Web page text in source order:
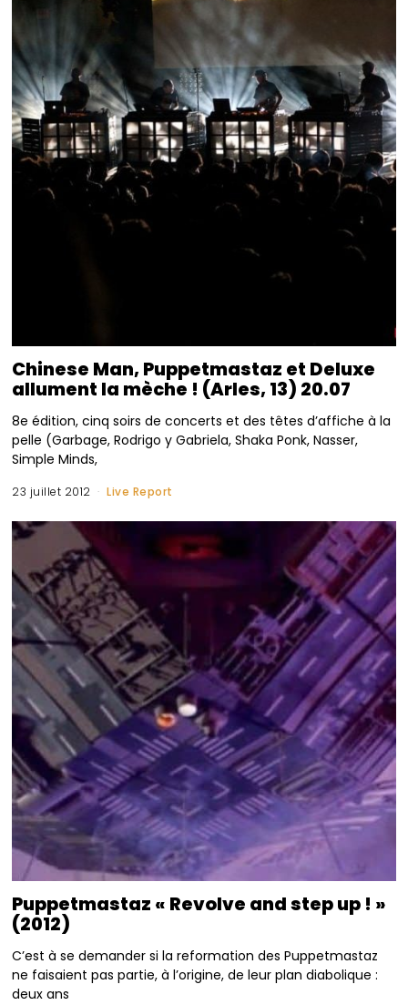
Chinese Man, Puppetmastaz et Deluxe
allument la mèche ! (Arles, 13) 20.07
8e édition, cinq soirs de concerts et des têtes d’affiche à la
pelle (Garbage, Rodrigo y Gabriela, Shaka Ponk, Nasser,
Simple Minds,
23 juillet 2012 Live Report
Puppetmastaz « Revolve and step up ! »
(2012)
C’est à se demander si la reformation des Puppetmastaz
ne faisaient pas partie, à l’origine, de leur plan diabolique :
deux ans